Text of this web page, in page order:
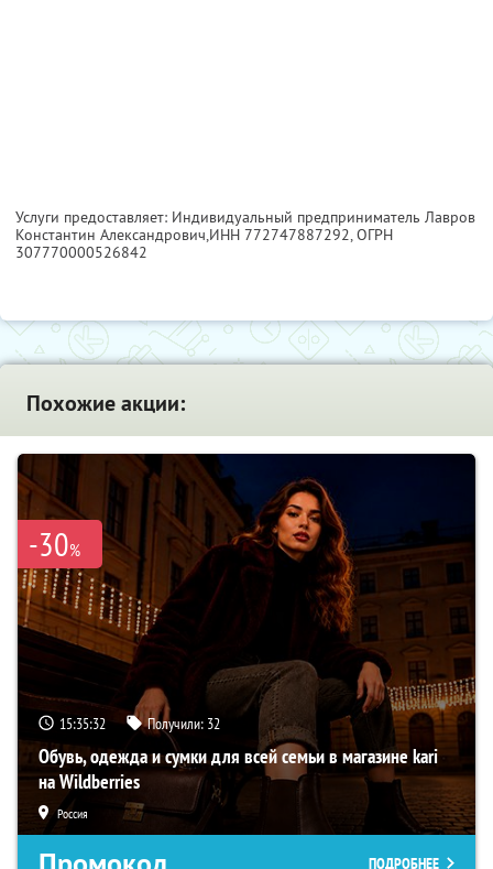
Услуги предоставляет: Индивидуальный предприниматель Лавров
Константин Александрович,ИНН 772747887292, ОГРН
307770000526842
Похожие акции:
-30%
15:35:31 Получили: 32
Обувь, одежда и сумки для всей семьи в магазине kari
на Wildberries
Россия
ПОДРОБНЕЕ